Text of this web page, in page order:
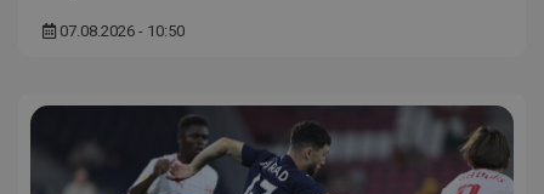
07.08.2026 - 10:50